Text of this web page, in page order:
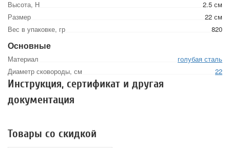
Высота, Н
2.5 см
Размер
22 см
Вес в упаковке, гр
820
Основные
Материал
голубая сталь
Диаметр сковороды, см
22
Инструкция, сертификат и другая
документация
Товары со скидкой